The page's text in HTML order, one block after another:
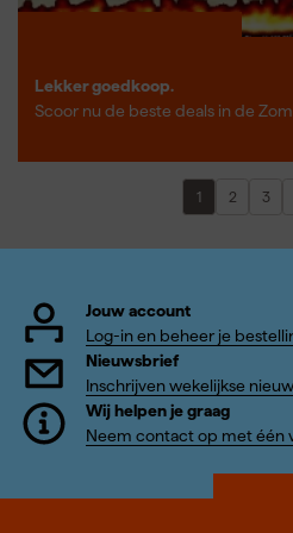
Lekker goedkoop.
Scoor nu de beste deals in de
1 2 3
Jouw account
Log-in en beheer je
Nieuwsbrief
Inschrijven wekelijkse
Wij helpen je graag
Neem contact op met één